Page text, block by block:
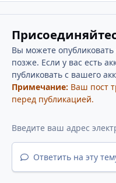
Вы можете опубликовать
позже. Если у вас есть
публиковать с вашего
Примечание: Ваш пост
перед публикацией.
Ответить на эту